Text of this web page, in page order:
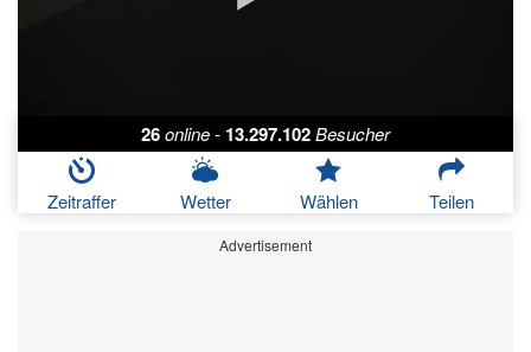
26online- 13.297.102Besucher
Zeitraffer Wetter Wählen Teilen
Advertisement